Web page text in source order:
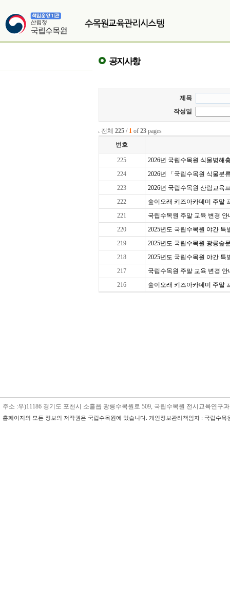
공지사항
제목
작성일
전체 225 / 1 of 23 pages
번호
225
2026년 국립수목원 식물병해
224
2026년 「국립수목원 식물분
223
2026년 국립수목원 산림교육
222
숲이오래 키즈아카데미 주말
221
국립수목원 주말 교육 변경 안
220
2025년도 국립수목원 야간 특
219
2025년도 국립수목원 광릉숲
218
2025년도 국립수목원 야간 특
217
국립수목원 주말 교육 변경
216
숲이오래 키즈아카데미 주말
주소 :우)11186 경기도 포천시 소흘읍 광릉수목원로 509, 국립수목원 전시교육연구
홈페이지의 모든 정보의 저작권은 국립수목원에 있습니다. 개인정보관리책임자 : 국립수목